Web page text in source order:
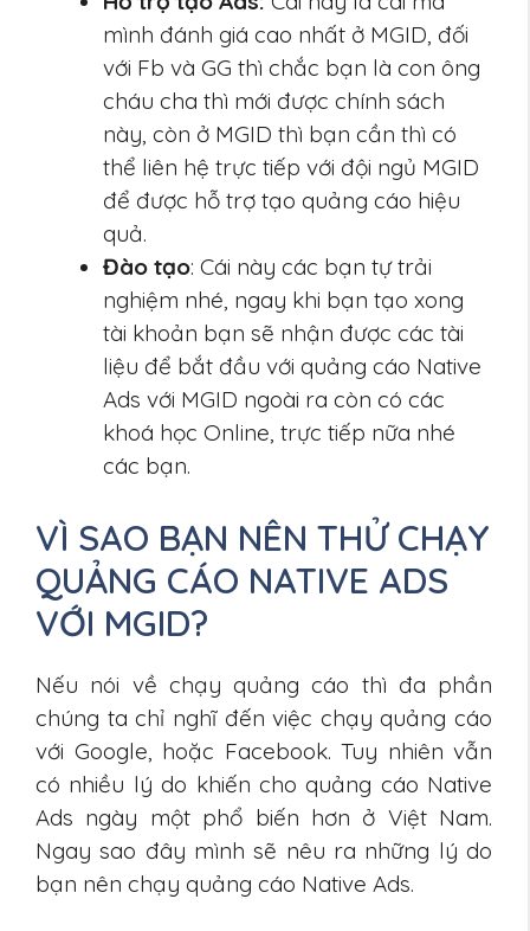
mình đánh giá cao nhất ở MGID, đối
với Fb và GG thì chắc bạn là con ông
cháu cha thì mới được chính sách
này, còn ở MGID thì bạn cần thì có
thể liên hệ trực tiếp với đội ngủ MGID
để được hỗ trợ tạo quảng cáo hiệu
quả.
Đào tạo: Cái này các bạn tự trải
nghiệm nhé, ngay khi bạn tạo xong
tài khoản bạn sẽ nhận được các tài
liệu để bắt đầu với quảng cáo Native
Ads với MGID ngoài ra còn có các
khoá học Online, trực tiếp nữa nhé
các bạn.
VÌ SAO BẠN NÊN THỬ CHẠY
QUẢNG CÁO NATIVE ADS
VỚI MGID?
Nếu nói về chạy quảng cáo thì đa phần
chúng ta chỉ nghĩ đến việc chạy quảng cáo
với Google, hoặc Facebook. Tuy nhiên vẫn
có nhiều lý do khiến cho quảng cáo Native
Ads ngày một phổ biến hơn ở Việt Nam.
Ngay sao đây mình sẽ nêu ra những lý do
bạn nên chạy quảng cáo Native Ads.